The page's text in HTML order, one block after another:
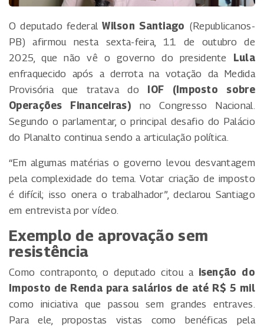
O deputado federalWilson Santiago (Republicanos-
PB) afirmou nesta sexta-feira, 11 de outubro de
2025, que não vê o governo do presidente
Lula
enfraquecido após a derrota na votação da Medida
Provisória que tratava do
IOF (Imposto sobre
Operações Financeiras) no Congresso Nacional.
Segundo o parlamentar, o principal desafio do Palácio
do Planalto continua sendo a articulação política.
“Em algumas matérias o governo levou desvantagem
pela complexidade do tema. Votar criação de imposto
é difícil; isso onera o trabalhador”, declarou Santiago
em entrevista por vídeo.
Exemplo de aprovação sem
resistência
Como contraponto, o deputado citou a isenção do
Imposto de Renda para salários de até R$ 5 mil
como iniciativa que passou sem grandes entraves.
Para ele, propostas vistas como benéficas pela